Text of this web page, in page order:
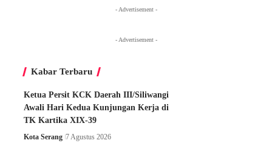
- Advertisement -
- Advertisement -
Kabar Terbaru
Ketua Persit KCK Daerah III/Siliwangi
Awali Hari Kedua Kunjungan Kerja di
TK Kartika XIX-39
Kota Serang 7 Agustus 2026